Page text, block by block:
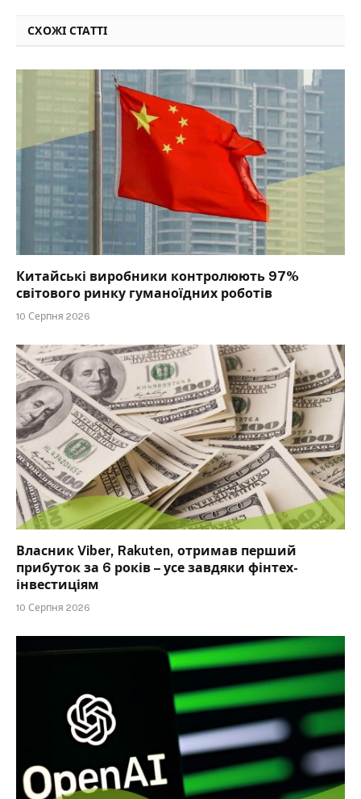
СХОЖІ СТАТТІ
Китайські виробники контролюють 97%
світового ринку гуманоїдних роботів
10 Серпня 2026
Власник Viber, Rakuten, отримав перший
прибуток за 6 років – усе завдяки фінтех-
інвестиціям
10 Серпня 2026